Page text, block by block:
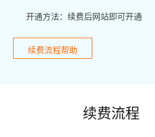
开通方法：续费后网站即可开通
续费流程帮助
续费流程